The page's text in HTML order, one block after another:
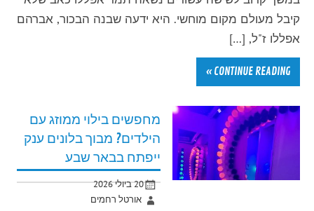
קיבל מעולם מקום מוחשי. היא ידעה שבנה הבכור, אברהם
אפללו ז"ל, […]
CONTINUE READING »
מחפשים בילוי ממוזג עם
הילדים? מבוך בלונים ענק
ייפתח בבאר שבע
20 ביולי 2026
אורטל רחמים